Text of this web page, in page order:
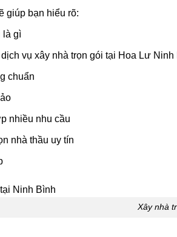
giúp bạn hiểu rõ:
là gì
vụ xây nhà trọn gói tại Hoa Lư Ninh
chuẩn
nhiều nhu cầu
nhà thầu uy tín
Xây nhà